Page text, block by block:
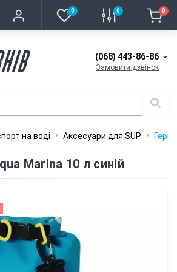
0 0 0
(068) 443-86-86
Замовити дзвінок
на воді Аксесуари для SUP
Marina 10 л синій